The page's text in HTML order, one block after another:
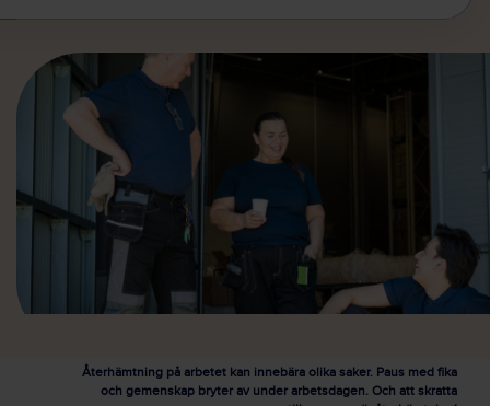
Återhämtning på arbetet kan innebära olika saker. Paus med fika
och gemenskap bryter av under arbetsdagen. Och att skratta